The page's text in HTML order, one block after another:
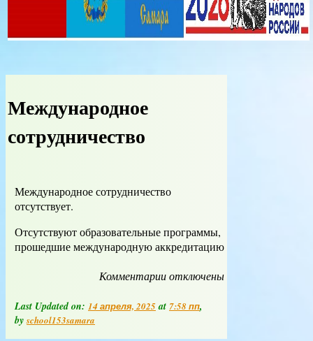
Международное
сотрудничество
Международное сотрудничество
отсутствует.
Отсутствуют образовательные программы,
прошедшие международную аккредитацию
Комментариик
Международное
отключены
Last Updated on: 14 апреля, 2025at 7:58 пп,
byschool153samara